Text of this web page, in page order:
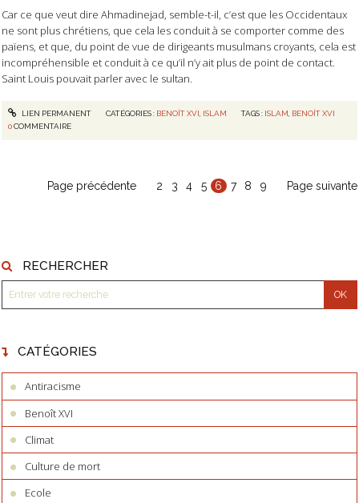
RECHERCHER
CATÉGORIES
Antiracisme
Benoît XVI
Climat
Culture de mort
Ecole
Car ce que veut dire Ahmadinejad, semble-t-il, c’est que les Occidentaux
ne sont plus chrétiens, que cela les conduit à se comporter comme des
païens, et que, du point de vue de dirigeants musulmans croyants, cela est
incompréhensible et conduit à ce qu’il n’y ait plus de point de contact.
Saint Louis pouvait parler avec le sultan.
LIEN PERMANENT CATÉGORIES : BENOÎT XVI , ISLAM TAGS : ISLAM, BENOÎT XVI
0COMMENTAIRE
Page précédente 2 3 4 5 6 7 8 9 Page suivante